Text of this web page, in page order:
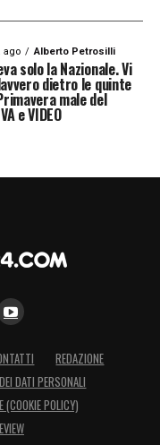
ago Alberto Petrosilli
solo la Nazionale. Vi
dietro le quinte
male del
e VIDEO
REDAZIONE
DATI PERSONALI
(COOKIE POLICY)